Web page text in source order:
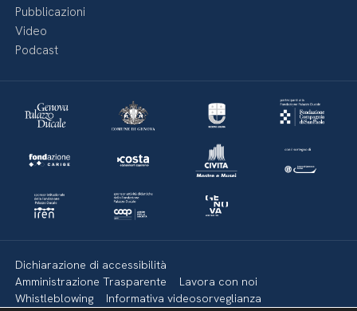
Pubblicazioni
Video
Podcast
Dichiarazione di accessibilità
Amministrazione Trasparente
Lavora con noi
Whistleblowing
Informativa videosorveglianza